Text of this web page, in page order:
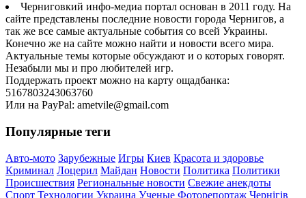
Черниговкий инфо-медиа портал основан в 2011 году. На
сайте представлены последние новости города Чернигов, а
так же все самые актуальные события со всей Украины.
Конечно же на сайте можно найти и новости всего мира.
Актуальные темы которые обсуждают и о которых говорят.
Незабыли мы и про любителей игр.
Поддержать проект можно на карту ощадбанка:
5167803243063760
Или на PayPal: ametvile@gmail.com
Популярные теги
Авто-мото Зарубежные Игры Киев Красота и здоровье
Криминал Лоцерил Майдан Новости Политика Политики
Происшествия Региональные новости Свежие анекдоты
Спорт Технологии Украина Ученые Фоторепортаж Чернігів